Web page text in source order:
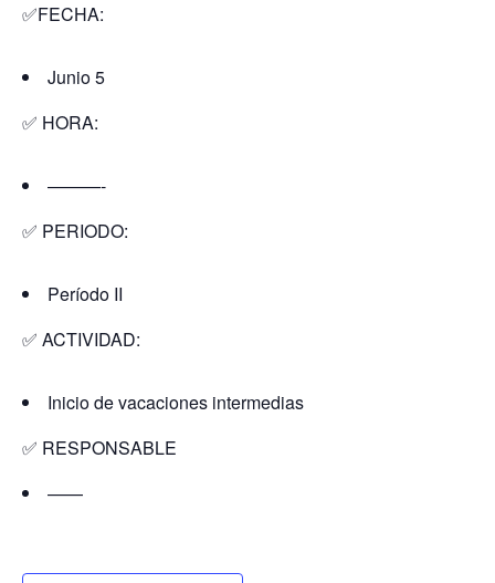
✅FECHA:
Junio 5
✅ HORA:
———-
✅ PERIODO:
Período II
✅ ACTIVIDAD:
Inicio de vacaciones intermedias
✅ RESPONSABLE
——